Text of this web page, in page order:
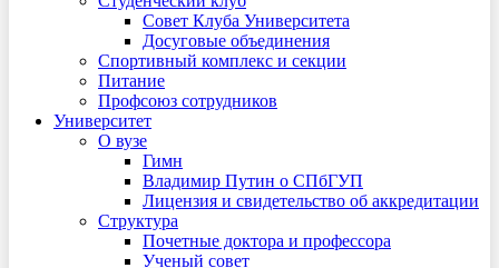
Совет Клуба Университета
Досуговые объединения
Спортивный комплекс и секции
Питание
Профсоюз сотрудников
Университет
О вузе
Гимн
Владимир Путин о СПбГУП
Лицензия и свидетельство об аккредитации
Структура
Почетные доктора и профессора
Ученый совет